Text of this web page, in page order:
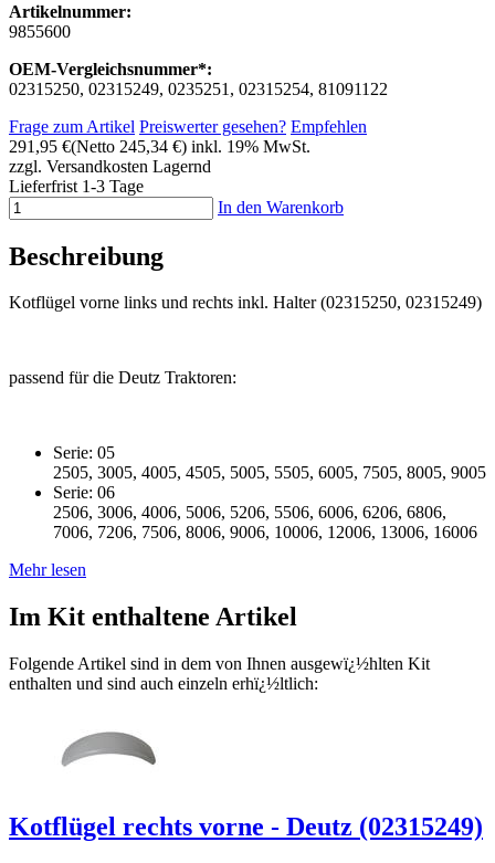
Artikelnummer:
9855600
OEM-Vergleichsnummer*:
02315250, 02315249, 0235251, 02315254, 81091122
Frage zum Artikel Preiswerter gesehen? Empfehlen
291,95 €(Netto 245,34 €) inkl. 19% MwSt.
zzgl. Versandkosten Lagernd
Lieferfrist 1-3 Tage
In den Warenkorb
Beschreibung
Kotflügel vorne links und rechts inkl. Halter (02315250, 02315249)
passend für die Deutz Traktoren:
Serie: 05
2505, 3005, 4005, 4505, 5005, 5505, 6005, 7505, 8005, 9005
Serie: 06
2506, 3006, 4006, 5006, 5206, 5506, 6006, 6206, 6806,
7006, 7206, 7506, 8006, 9006, 10006, 12006, 13006, 16006
Mehr lesen
Im Kit enthaltene Artikel
Folgende Artikel sind in dem von Ihnen ausgewï¿½hlten Kit
enthalten und sind auch einzeln erhï¿½ltlich:
Kotflügel rechts vorne - Deutz (02315249)